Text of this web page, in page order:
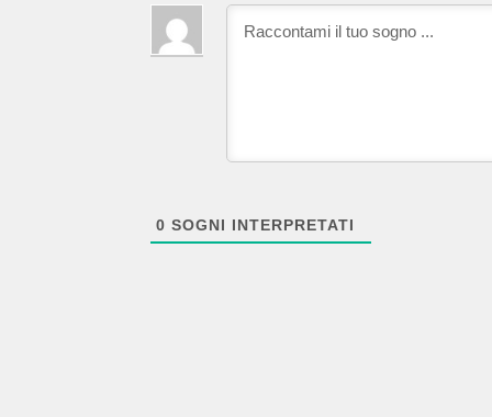
0 SOGNI INTERPRETATI